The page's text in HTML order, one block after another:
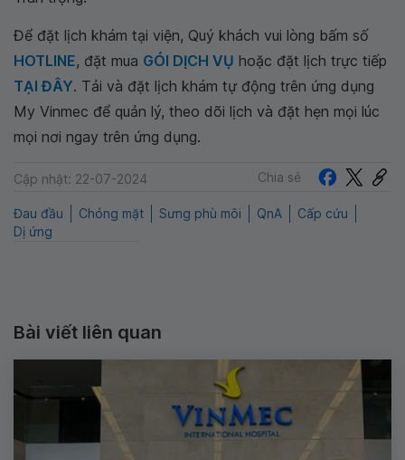
Để đặt lịch khám tại viện, Quý khách vui lòng bấm số
HOTLINE, đặt mua GÓI DỊCH VỤ hoặc đặt lịch trực tiếp
TẠI ĐÂY. Tải và đặt lịch khám tự động trên ứng dụng
My Vinmec để quản lý, theo dõi lịch và đặt hẹn mọi lúc
mọi nơi ngay trên ứng dụng.
Cập nhật: 22-07-2024 Chia sẻ
Đau đầu Chóng mặt Sưng phù môi QnA
Cấp cứu
Dị ứng
Bài viết liên quan